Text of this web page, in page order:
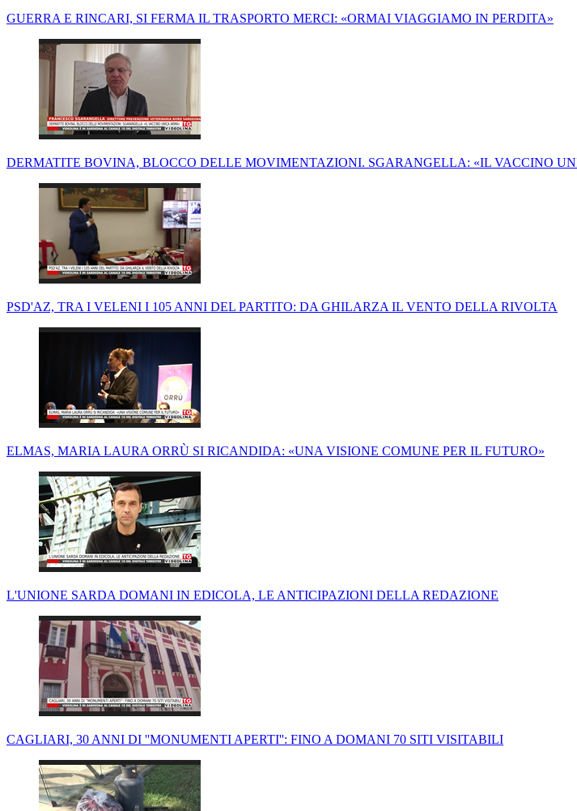
GUERRA E RINCARI, SI FERMA IL TRASPORTO MERCI: «ORMAI VIAGGIAMO IN PERDITA»
DERMATITE BOVINA, BLOCCO DELLE MOVIMENTAZIONI. SGARANGELLA: «IL VACCINO
PSD'AZ, TRA I VELENI I 105 ANNI DEL PARTITO: DA GHILARZA IL VENTO DELLA RIVOLTA
ELMAS, MARIA LAURA ORRÙ SI RICANDIDA: «UNA VISIONE COMUNE PER IL FUTURO»
L'UNIONE SARDA DOMANI IN EDICOLA, LE ANTICIPAZIONI DELLA REDAZIONE
CAGLIARI, 30 ANNI DI ''MONUMENTI APERTI'': FINO A DOMANI 70 SITI VISITABILI